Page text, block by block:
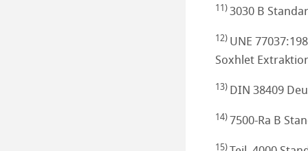
11) 3030 B
12) UNE
Soxhlet
13) DIN 38409
14) 7500-Ra B
15)